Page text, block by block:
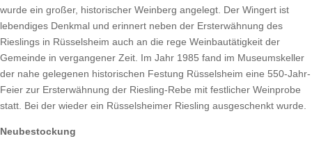
wurde ein großer, historischer Weinberg angelegt. Der Wingert ist
lebendiges Denkmal und erinnert neben der Ersterwähnung des
Rieslings in Rüsselsheim auch an die rege Weinbautätigkeit der
Gemeinde in vergangener Zeit. Im Jahr 1985 fand im Museumskeller
der nahe gelegenen historischen Festung Rüsselsheim eine 550-Jahr-
Feier zur Ersterwähnung der Riesling-Rebe mit festlicher Weinprobe
statt. Bei der wieder ein Rüsselsheimer Riesling ausgeschenkt wurde.
Neubestockung